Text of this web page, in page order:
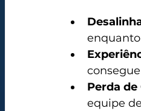
Perda
equipe